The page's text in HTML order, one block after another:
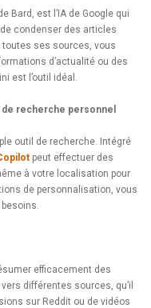
Bard, est l’IA de Google qui
condenser des articles
ses sources, vous
d’actualité ou des
est l’outil idéal.
recherche personnel
outil de recherche. Intégré
peut effectuer des
à votre localisation pour
de personnalisation, vous
efficacement des
différentes sources, qu’il
sur Reddit ou de vidéos